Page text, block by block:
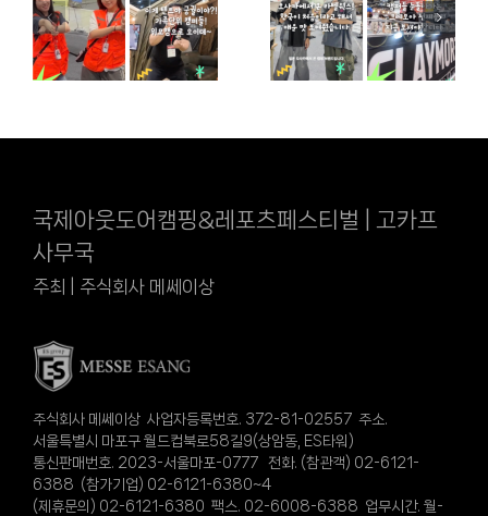
국제아웃도어캠핑&레포츠페스티벌 | 고카프
사무국
주최 | 주식회사 메쎄이상
주식회사 메쎄이상 사업자등록번호. 372-81-02557 주소.
서울특별시 마포구 월드컵북로58길9(상암동, ES타워)
통신판매번호. 2023-서울마포-0777 전화. (참관객) 02-6121-
6388 (참가기업) 02-6121-6380~4
(제휴문의) 02-6121-6380 팩스. 02-6008-6388 업무시간. 월-